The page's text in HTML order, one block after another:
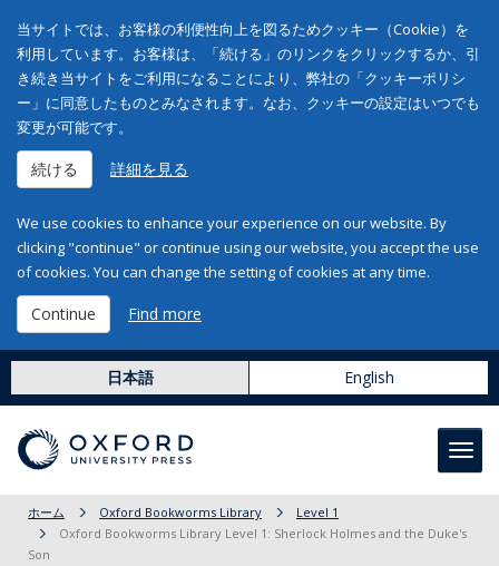
当サイトでは、お客様の利便性向上を図るためクッキー（Cookie）を
利用しています。お客様は、「続ける」のリンクをクリックするか、引
き続き当サイトをご利用になることにより、弊社の「クッキーポリシ
ー」に同意したものとみなされます。なお、クッキーの設定はいつでも
変更が可能です。
続ける 詳細を見る
We use cookies to enhance your experience on our website. By
clicking "continue" or continue using our website, you accept the use
of cookies. You can change the setting of cookies at any time.
Continue Find more
日本語 English
ホーム Oxford Bookworms Library
Level 1
Oxford Bookworms Library Level 1: Sherlock Holmes and the Duke's
Son